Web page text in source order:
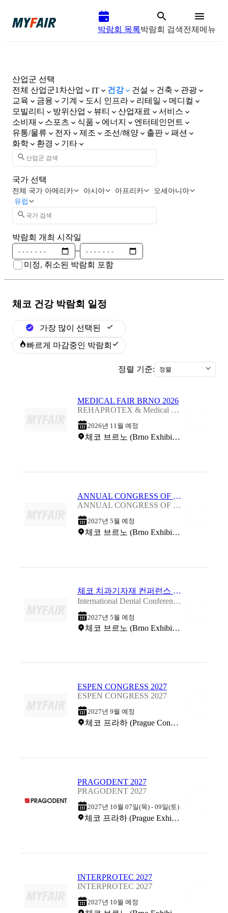
박람회 목록박람회 검색전체메뉴
산업군 선택
전체 산업군1차산업 IT 건강 건설 건축
관광
교육
금융 기계 도시 인프라 리테일
메디컬
모빌리티
방위산업 뷰티 산업재료
서비스
소비재
스포츠 식품 에너지
엔터테인먼트
유통/물류
전자 제조 조선/해양 출판
패션
화학
환경 기타
국가 선택
전체 국가 아메리카 아시아 아프리카
오세아니아
유럽
박람회 개최 시작일
~
미정, 취소된 박람회 포함
체코 건강박람회 일정
가장 많이 선택된
빠르게 마감중인 박람회
정렬 기준: 정렬
MEDICAL FAIR BRNO 2026
REHAPROTEX & Medical Fair Brno 2026
2026년 11월 예정
체코 브르노 (Brno Exhibition Centre)
ANNUAL CONGRESS OF THE CZECH SOCIETY OF CARDIOLOGY 2027
ANNUAL CONGRESS OF THE CZECH SOCIETY OF CARDIOLOGY 2027
2027년 5월 예정
체코 브르노 (Brno Exhibition Centre)
체코 치과기자재 컨퍼런스 및 박람회 2027
International Dental Conference with Exhibition 2027
2027년 5월 예정
체코 브르노 (Brno Exhibition Centre)
ESPEN CONGRESS 2027
ESPEN CONGRESS 2027
2027년 9월 예정
체코 프라하 (Prague Congress Center)
PRAGODENT 2027
PRAGODENT 2027
2027년 10월 07일(목) - 09일(토)
체코 프라하 (Prague Exhibition Grounds)
INTERPROTEC 2027
INTERPROTEC 2027
2027년 10월 예정